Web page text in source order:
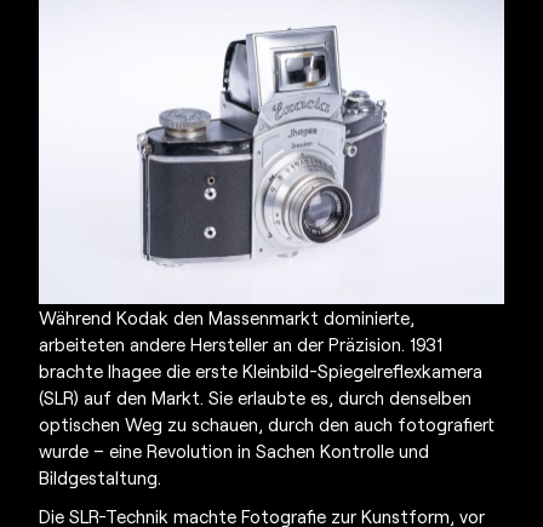
Während Kodak den Massenmarkt dominierte,
arbeiteten andere Hersteller an der Präzision. 1931
brachte Ihagee die erste Kleinbild-Spiegelreflexkamera
(SLR) auf den Markt. Sie erlaubte es, durch denselben
optischen Weg zu schauen, durch den auch fotografiert
wurde – eine Revolution in Sachen Kontrolle und
Bildgestaltung.
Die SLR-Technik machteFotografie zur Kunstform, vor